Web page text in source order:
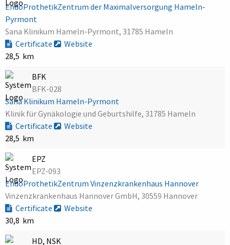
EndoProthetikZentrum der Maximalversorgung Hameln-
Pyrmont
Sana Klinikum Hameln-Pyrmont, 31785 Hameln
Certificate
Website
28,5 km
BFK
BFK-028
Sana Klinikum Hameln-Pyrmont
Klinik für Gynäkologie und Geburtshilfe, 31785 Hameln
Certificate
Website
28,5 km
EPZ
EPZ-093
EndoProthetikZentrum Vinzenzkrankenhaus Hannover
Vinzenzkrankenhaus Hannover GmbH, 30559 Hannover
Certificate
Website
30,8 km
HD, NSK